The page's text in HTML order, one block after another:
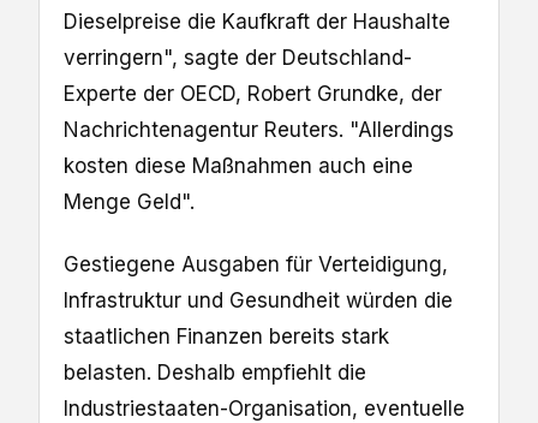
Dieselpreise die ​Kaufkraft der Haushalte
verringern", sagte der Deutschland-
Experte ⁠der OECD, ​Robert Grundke, der
Nachrichtenagentur Reuters. "Allerdings
kosten diese Maßnahmen auch eine
Menge Geld".
Gestiegene ‌Ausgaben für Verteidigung,
Infrastruktur und Gesundheit würden die
staatlichen Finanzen bereits stark
belasten. Deshalb ​empfiehlt die
Industriestaaten-Organisation, eventuelle